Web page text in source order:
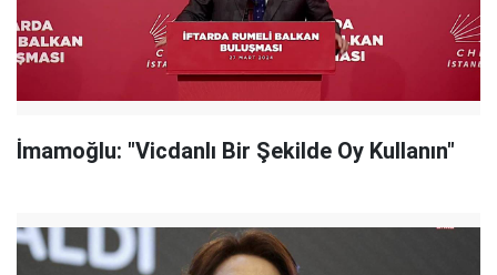
İmamoğlu: "Vicdanlı Bir Şekilde Oy Kullanın"